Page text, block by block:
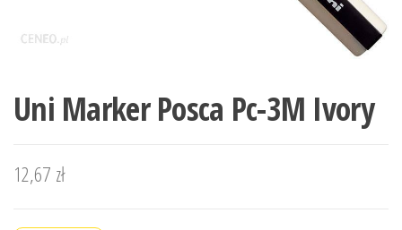
Uni Marker Posca Pc-3M Ivory
12,67 zł